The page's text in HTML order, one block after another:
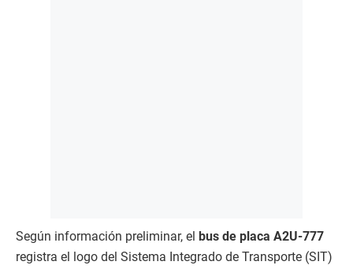
Según información preliminar, el bus de placa A2U-777
registra el logo del Sistema Integrado de Transporte (SIT)